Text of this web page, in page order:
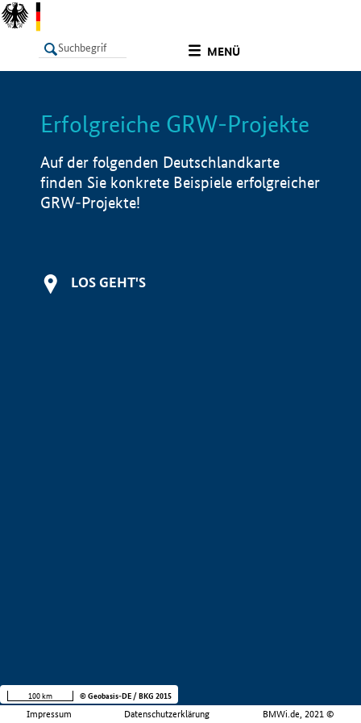
MENÜ
LISTE Info
Erfolgreiche GRW-Projekte
Auf der folgenden Deutschlandkarte
finden Sie konkrete Beispiele erfolgreicher
GRW-Projekte!
LOS GEHT'S
Impressum Datenschutzerklärung BMWi.de, 2021 ©
100 km © Geobasis-DE / BKG 2015